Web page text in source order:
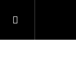
Nákupní